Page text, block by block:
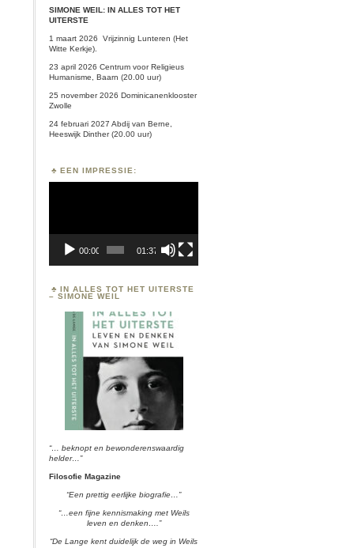
SIMONE WEIL: IN ALLES TOT HET
UITERSTE
1 maart 2026Vrijzinnig Lunteren (Het
Witte Kerkje).
23 april 2026 Centrum voor Religieus
Humanisme, Baarn (20.00 uur)
25 november 2026 Dominicanenklooster
Zwolle
24 februari 2027 Abdij van Berne,
Heeswijk Dinther (20.00 uur)
EEN IMPRESSIE:
00:00 01:37
IN ALLES TOT HET UITERSTE
– SIMONE WEIL
“… beknopt en bewonderenswaardig
helder…”
Filosofie Magazine
“Een prettig eerlijke biografie…”
“…een fijne kennismaking met Weils
leven en denken….”
“De Lange kent duidelijk de weg in Weils